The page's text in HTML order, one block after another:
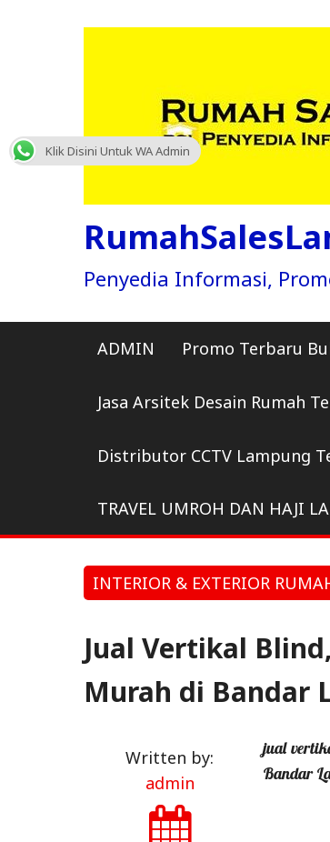
Penyedia Informasi,
ADMIN Promo Terbaru
Jasa Arsitek Desain Rumah
Distributor CCTV Lampung
TRAVEL UMROH DAN HAJI
INTERIOR & EXTERIOR
Jual Vertikal
Murah di Bandar
Written by:
admin
jual
Bandar
Klik Disini Untuk WA Admin